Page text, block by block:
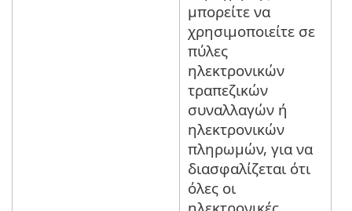
μπορείτε να
χρησιμοποιείτε σε
πύλες
ηλεκτρονικών
τραπεζικών
συναλλαγών ή
ηλεκτρονικών
πληρωμών, για να
διασφαλίζεται ότι
όλες οι